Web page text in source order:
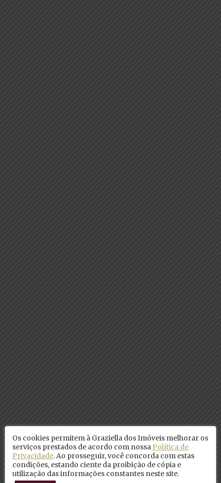
Os cookies permitem à Graziella dos Imóveis melhorar os
serviços prestados de acordo com nossa Política de
Privacidade. Ao prosseguir, você concorda com estas
condições, estando ciente da proibição de cópia e
utilização das informações constantes neste site.